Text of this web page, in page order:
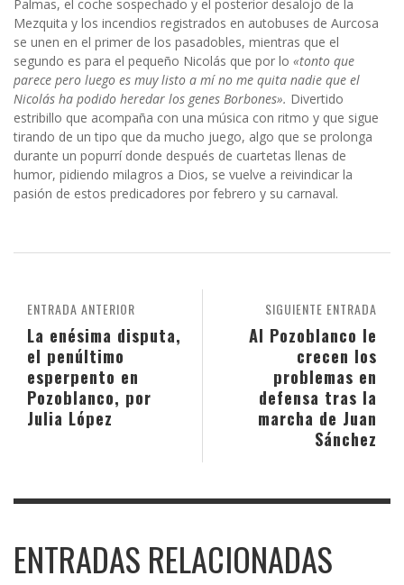
Palmas, el coche sospechado y el posterior desalojo de la
Mezquita y los incendios registrados en autobuses de Aurcosa
se unen en el primer de los pasadobles, mientras que el
segundo es para el pequeño Nicolás que por lo «tonto que
parece pero luego es muy listo a mí no me quita nadie que el
Nicolás ha podido heredar los genes Borbones». Divertido
estribillo que acompaña con una música con ritmo y que sigue
tirando de un tipo que da mucho juego, algo que se prolonga
durante un popurrí donde después de cuartetas llenas de
humor, pidiendo milagros a Dios, se vuelve a reivindicar la
pasión de estos predicadores por febrero y su carnaval.
SIGUIENTE ENTRADA
Al Pozoblanco le
crecen los
problemas en
defensa tras la
marcha de Juan
Sánchez
ENTRADA ANTERIOR
La enésima disputa,
el penúltimo
esperpento en
Pozoblanco, por
Julia López
ENTRADAS RELACIONADAS